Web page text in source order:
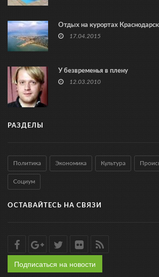
Отдых на курортах
17.04.2015
У безвременья в плену
12.03.2010
РАЗДЕЛЫ
Политика Экономика Культура
Социум
ОСТАВАЙТЕСЬ НА СВЯЗИ
Подписаться на новости